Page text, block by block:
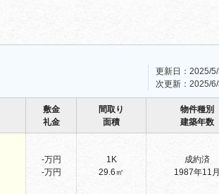
更新日：2025/
次更新：2025/
敷金
礼金
間取り
面積
物件種別
建築年数
-万円
-万円
1K
29.6㎡
成約済
1987年11月